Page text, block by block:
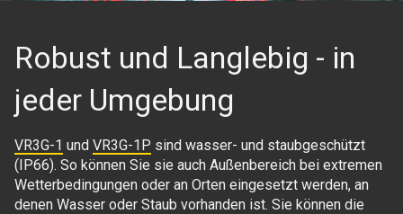
Robust und Langlebig - in
jeder Umgebung
VR3G-1 und VR3G-1P sind wasser- und staubgeschützt
(IP66). So können Sie sie auch Außenbereich bei extremen
Wetterbedingungen oder an Orten eingesetzt werden, an
denen Wasser oder Staub vorhanden ist. Sie können die